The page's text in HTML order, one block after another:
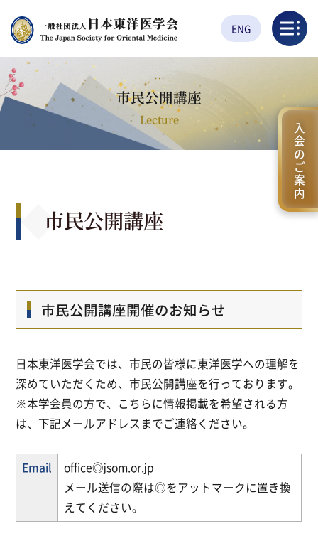
ENG
入会のご案内
市民公開講座
Lecture
市民公開講座
市民公開講座開催のお知らせ
日本東洋医学会では、市民の皆様に東洋医学への理解を
深めていただくため、市民公開講座を行っております。
※本学会員の方で、こちらに情報掲載を希望される方
は、下記メールアドレスまでご連絡ください。
Email
office◎jsom.or.jp
メール送信の際は◎をアットマークに置き換
えてください。